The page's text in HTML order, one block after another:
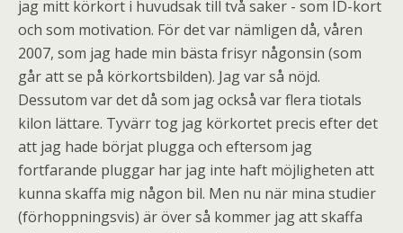
jag mitt körkort i huvudsak till två saker - som ID-kort
och som motivation. För det var nämligen då, våren
2007, som jag hade min bästa frisyr någonsin (som
går att se på körkortsbilden). Jag var så nöjd.
Dessutom var det då som jag också var flera tiotals
kilon lättare. Tyvärr tog jag körkortet precis efter det
att jag hade börjat plugga och eftersom jag
fortfarande pluggar har jag inte haft möjligheten att
kunna skaffa mig någon bil. Men nu när mina studier
(förhoppningsvis) är över så kommer jag att skaffa